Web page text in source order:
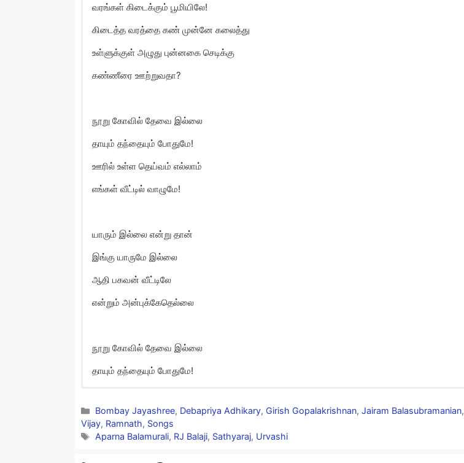
வரங்கள் கிடைக்கும் பூமியிலே!
கிடைத்த வரத்தை கண் முன்னே கலைத்து
உள்ளுக்குள் அழுது புன்னகை செடிக்கு
கண்ணீரை ஊற்றுவதா?
நூறு கோவில் தேவை இல்லை
தாயும் தந்தையும் போதுமே!
ஊரில் உள்ள தெய்வம் எல்லாம்
எங்கள் வீட்டில் வாழுமே!
யாரும் இல்லை என்று தான்
இங்கு யாருமே இல்லை
ஆதி பகவன் வீட்டிலே
என்றும் அன்புக்கேதெல்லை
நூறு கோவில் தேவை இல்லை
தாயும் தந்தையும் போதுமே!
Nooru Kovil Thevai Illai
Thaaiyum Thanthaiyum Podhume!
Categories
Bombay Jayashree, Debapriya Adhikary, Girish Gopalakrishnan,Jairam Balasubramanian,
Vijay, Ramnath, Songs
Tags
Aparna Balamurali, RJ Balaji, Sathyaraj, Urvashi